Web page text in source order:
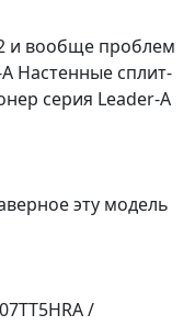
и вообще проблем
A Настенные сплит-
серия Leader-A
эту модель
/